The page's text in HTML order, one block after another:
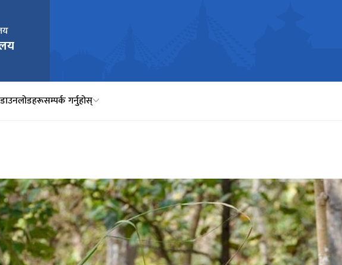
डाउनलोडहरूसम्पर्क गर्नुहोस्